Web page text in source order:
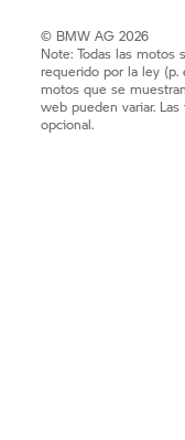
© BMW AG 2026
Note: Todas las
requerido por la ley (p.
motos que se
web pueden variar.
opcional.